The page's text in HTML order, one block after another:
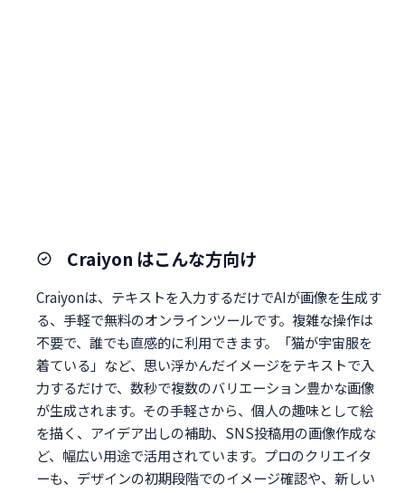
Craiyon はこんな方向け
Craiyonは、テキストを入力するだけでAIが画像を生成す
る、手軽で無料のオンラインツールです。複雑な操作は
不要で、誰でも直感的に利用できます。「猫が宇宙服を
着ている」など、思い浮かんだイメージをテキストで入
力するだけで、数秒で複数のバリエーション豊かな画像
が生成されます。その手軽さから、個人の趣味として絵
を描く、アイデア出しの補助、SNS投稿用の画像作成な
ど、幅広い用途で活用されています。プロのクリエイタ
ーも、デザインの初期段階でのイメージ確認や、新しい